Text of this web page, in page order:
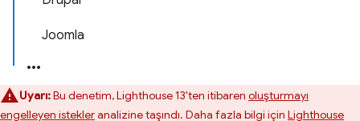
Joomla
Uyarı:Bu denetim, Lighthouse 13'ten itibaren oluşturmayı
engelleyen istekleranalizine taşındı. Daha fazla bilgi için Lighthouse